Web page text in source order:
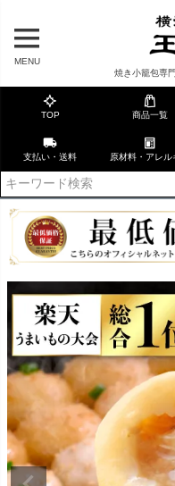
MENU
焼き小籠包専
TOP 商品一覧
支払い・送料 原材料・アレル